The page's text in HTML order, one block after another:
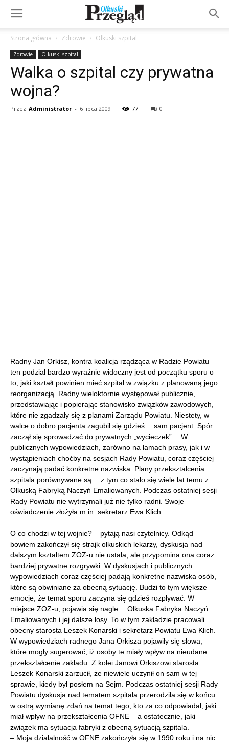
Strona główna Zdrowie Olkuski szpital
Zdrowie Olkuski szpital
Walka o szpital czy prywatna
wojna?
Przez Administrator - 6 lipca 2009 77 0
Radny Jan Orkisz, kontra koalicja rządząca w Radzie Powiatu –
ten podział bardzo wyraźnie widoczny jest od początku sporu o
to, jaki kształt powinien mieć szpital w związku z planowaną jego
reorganizacją. Radny wieloktornie występował publicznie,
przedstawiając i popierając stanowisko związków zawodowych,
które nie zgadzały się z planami Zarządu Powiatu. Niestety, w
walce o dobro pacjenta zagubił się gdzieś… sam pacjent. Spór
zaczął się sprowadzać do prywatnych „wycieczek”… W
publicznych wypowiedziach, zarówno na łamach prasy, jak i w
wystąpieniach choćby na sesjach Rady Powiatu, coraz częściej
zaczynają padać konkretne nazwiska. Plany przekształcenia
szpitala porównywane są… z tym co stało się wiele lat temu z
Olkuską Fabryką Naczyń Emaliowanych. Podczas ostatniej sesji
Rady Powiatu nie wytrzymali już nie tylko radni. Swoje
oświadczenie złożyła m.in. sekretarz Ewa Klich.
O co chodzi w tej wojnie? – pytają nasi czytelnicy. Odkąd
bowiem zakończył się strajk olkuskich lekarzy, dyskusja nad
dalszym kształtem ZOZ-u nie ustała, ale przypomina ona coraz
bardziej prywatne rozgrywki. W dyskusjach i publicznych
wypowiedziach coraz częściej padają konkretne nazwiska osób,
które są obwiniane za obecną sytuację. Budzi to tym większe
emocje, że temat sporu zaczyna się gdzieś rozpływać. W
miejsce ZOZ-u, pojawia się nagle… Olkuska Fabryka Naczyń
Emaliowanych i jej dalsze losy. To w tym zakładzie pracowali
obecny starosta Leszek Konarski i sekretarz Powiatu Ewa Klich.
W wypowiedziach radnego Jana Orkisza pojawiły się słowa,
które mogły sugerować, iż osoby te miały wpływ na nieudane
przekształcenie zakładu. Z kolei Janowi Orkiszowi starosta
Leszek Konarski zarzucił, że niewiele uczynił on sam w tej
sprawie, kiedy był posłem na Sejm. Podczas ostatniej sesji Rady
Powiatu dyskusja nad tematem szpitala przerodziła się w końcu
w ostrą wymianę zdań na temat tego, kto za co odpowiadał, jaki
miał wpływ na przekształcenia OFNE – a ostatecznie, jaki
związek ma sytuacja fabryki z obecną sytuacją szpitala.
– Moja działalność w OFNE zakończyła się w 1990 roku i na nic